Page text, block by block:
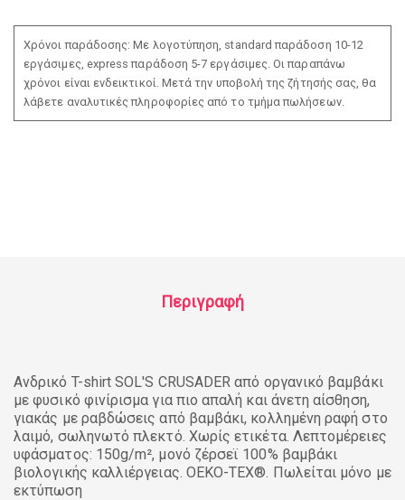
Χρόνοι παράδοσης: Με λογοτύπηση, standard παράδοση 10-12
εργάσιμες, express παράδοση 5-7 εργάσιμες. Οι παραπάνω
χρόνοι είναι ενδεικτικοί. Μετά την υποβολή της ζήτησής σας, θα
λάβετε αναλυτικές πληροφορίες από το τμήμα πωλήσεων.
Περιγραφή
Ανδρικό T-shirt SOL'S CRUSADER από οργανικό βαμβάκι
με φυσικό φινίρισμα για πιο απαλή και άνετη αίσθηση,
γιακάς με ραβδώσεις από βαμβάκι, κολλημένη ραφή στο
λαιμό, σωληνωτό πλεκτό. Χωρίς ετικέτα. Λεπτομέρειες
υφάσματος: 150g/m², μονό ζέρσεϊ 100% βαμβάκι
βιολογικής καλλιέργειας. OEKO-TEX®. Πωλείται μόνο με
εκτύπωση